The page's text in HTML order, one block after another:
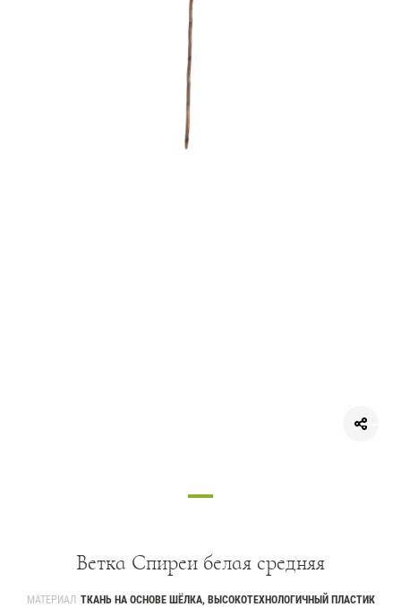
Ветка Спиреи белая средняя
МАТЕРИАЛ ТКАНЬ НА ОСНОВЕ ШЁЛКА, ВЫСОКОТЕХНОЛОГИЧНЫЙ ПЛАСТИК